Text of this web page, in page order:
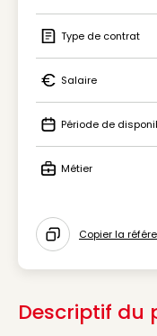
Icon Lieu de la
Icon Type de
Type de contrat
Icon Salaire
Salaire
Icon Période de
Période de
Métier
Icon copy to
Copier la
Descriptif du